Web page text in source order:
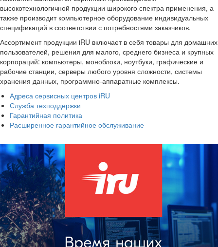
высокотехнологичной продукции широкого спектра применения, а
также производит компьютерное оборудование индивидуальных
спецификаций в соответствии с потребностями заказчиков.
Ассортимент продукции iRU включает в себя товары для домашних
пользователей, решения для малого, среднего бизнеса и крупных
корпораций: компьютеры, моноблоки, ноутбуки, графические и
рабочие станции, серверы любого уровня сложности, системы
хранения данных, программно-аппаратные комплексы.
Адреса сервисных центров iRU
Служба техподдержки
Гарантийная политика
Расширенное гарантийное обслуживание